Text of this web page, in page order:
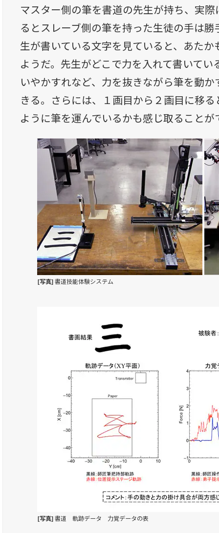
マスター側の筆を書道の先生が持ち、実
るとスレーブ側の筆を持った生徒の手は
生が書いている文字を見ていると、あたか
ようだ。先生がどこで力を入れて書いてい
いやかすれなど、力を抜きながら筆を動
きる。さらには、１画目から２画目に移
ように筆を運んでいるかも感じ取ることが
[写真] 書道技能体験システム
[写真] 書道 軌跡データ 力覚データの表